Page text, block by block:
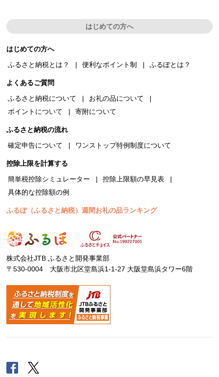
はじめての方へ
はじめての方へ
ふるさと納税とは？
便利なポイント制 ふるぽとは？
よくあるご質問
ふるさと納税について
お礼の品について
ポイントについて
寄附について
ふるさと納税の流れ
確定申告について
ワンストップ特例制度について
控除上限を計算する
簡単税控除シミュレーター
控除上限額の早見表
具体的な控除額の例
ふるぽ（ふるさと納税）週間お礼の品ランキング
株式会社JTB ふるさと開発事業部
〒530-0004 大阪市北区堂島浜1-1-27 大阪堂島浜タワー6階
Facebook